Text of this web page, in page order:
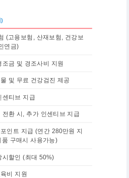
(고용보험, 산재보험, 건강보
연금)
조금 및 경조사비 지원
및 무료 건강검진 제공
센티브 지급
전환 시, 추가 인센티브 지급
인트 지급 (연간 280만원 지
구매시 사용가능)
시할인 (최대 50%)
비 지원